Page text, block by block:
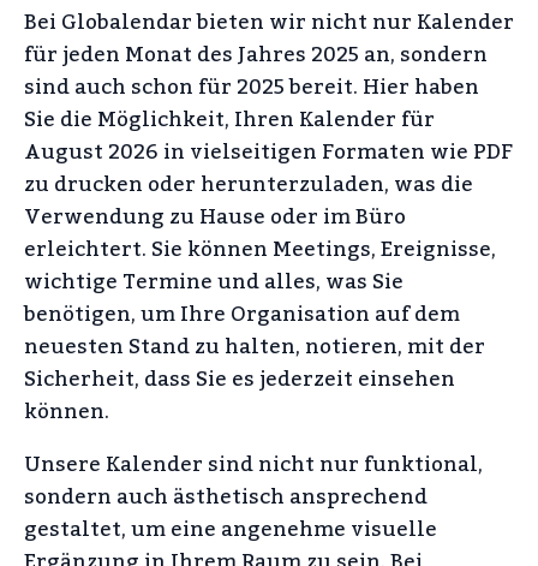
Bei Globalendar bieten wir nicht nur Kalender
für jeden Monat des Jahres 2025 an, sondern
sind auch schon für 2025 bereit. Hier haben
Sie die Möglichkeit, Ihren Kalender für
August 2026 in vielseitigen Formaten wie PDF
zu drucken oder herunterzuladen, was die
Verwendung zu Hause oder im Büro
erleichtert. Sie können Meetings, Ereignisse,
wichtige Termine und alles, was Sie
benötigen, um Ihre Organisation auf dem
neuesten Stand zu halten, notieren, mit der
Sicherheit, dass Sie es jederzeit einsehen
können.
Unsere Kalender sind nicht nur funktional,
sondern auch ästhetisch ansprechend
gestaltet, um eine angenehme visuelle